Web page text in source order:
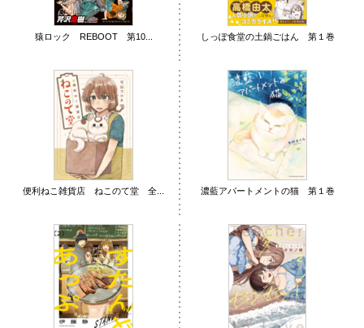
猿ロック REBOOT 第10... しっぽ食堂の土鍋ごはん 第１巻
便利ねこ雑貨店 ねこのて堂 全... 濃藍アパートメントの猫 第１巻